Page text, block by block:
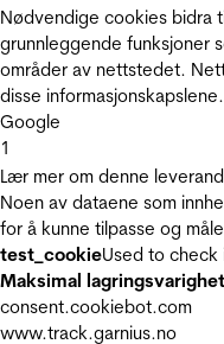
Nødvendige cookies bidra
grunnleggende funksjoner
områder av nettstedet.
disse informasjonskapslene.
Google
1
Lær mer om denne
Noen av dataene som
for å kunne tilpasse og
test_cookieUsed to
Maksimal lagringsvarighet
consent.cookiebot.com
www.track.garnius.no